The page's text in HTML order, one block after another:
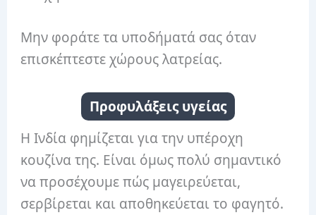
Μην φοράτε τα υποδήματά σας όταν
επισκέπτεστε χώρους λατρείας.
Προφυλάξεις υγείας
Η Ινδία φημίζεται για την υπέροχη
κουζίνα της. Είναι όμως πολύ σημαντικό
να προσέχουμε πώς μαγειρεύεται,
σερβίρεται και αποθηκεύεται το φαγητό.